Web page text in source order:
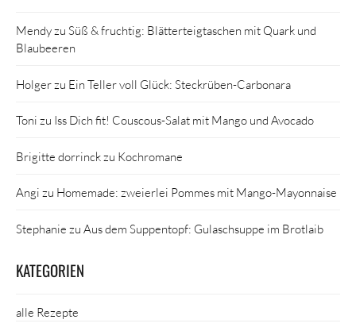
Mendyzu Süß & fruchtig: Blätterteigtaschen mit Quark und
Blaubeeren
Holgerzu Ein Teller voll Glück: Steckrüben-Carbonara
Toni zu Iss Dich fit! Couscous-Salat mit Mango und Avocado
Brigitte dorrinckzu Kochromane
Angi zu Homemade: zweierlei Pommes mit Mango-Mayonnaise
Stephanie zu Aus dem Suppentopf: Gulaschsuppe im Brotlaib
KATEGORIEN
alle Rezepte